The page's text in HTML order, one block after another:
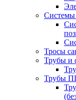
Системы
Тросы
Трубы и
Трубы